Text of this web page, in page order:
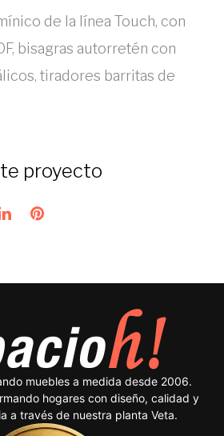
de la línea Touch, con
bisagras autorretén con
tiradores barritas de
proyecto
LinkedInPinterest
muebles a medida desde 2006.
hogares con diseño, calidad y
a través de nuestra planta Veta.